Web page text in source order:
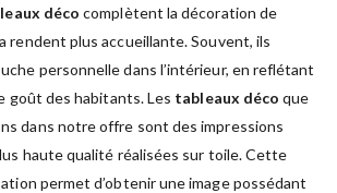
déco complètent la décoration de
rendent plus accueillante. Souvent, ils
personnelle dans l’intérieur, en reflétant
goût des habitants. Les tableaux déco que
dans notre offre sont des impressions
haute qualité réalisées sur toile. Cette
permet d’obtenir une image possédant